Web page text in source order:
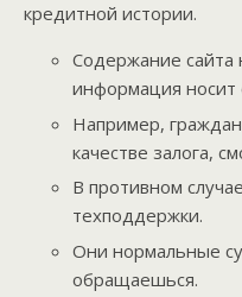
кредитной истории.
Содержание сайта
информация носит
Например,
качестве залога,
В противном
техподдержки.
Они нормальные
обращаешься.